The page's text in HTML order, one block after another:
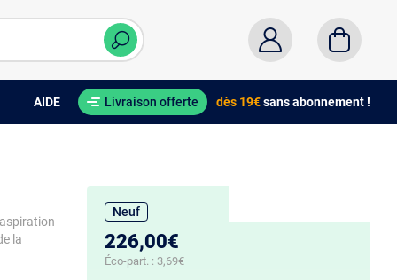
AIDE Livraison offerte dès 19€sans abonnement !
la
Neuf
226,00€
Éco-part. : 3,69€